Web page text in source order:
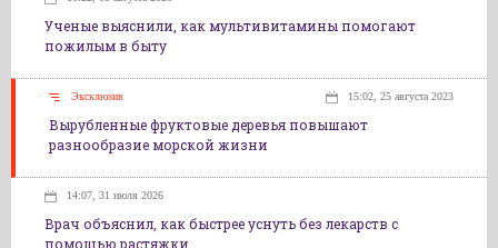
Ученые выяснили, как мультивитамины помогают
пожилым в быту
Эксклюзив 15:02, 25 августа 2023
Вырубленные фруктовые деревья повышают
разнообразие морской жизни
14:07, 31 июля 2026
Врач объяснил, как быстрее уснуть без лекарств с
помощью растяжки